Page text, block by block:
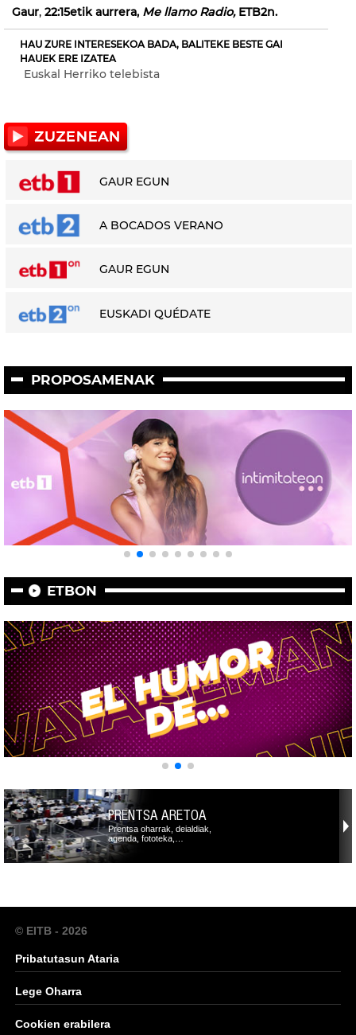
Gaur, 22:15etik aurrera, Me llamo Radio, ETB2n.
HAU ZURE INTERESEKOA BADA, BALITEKE BESTE GAI
HAUEK ERE IZATEA
Euskal Herriko telebista
GAUR EGUN
A BOCADOS VERANO
GAUR EGUN
EUSKADI QUÉDATE
PROPOSAMENAK
ETBON
PRENTSA ARETOA
Prentsa oharrak, deialdiak,
agenda, fototeka,…
© EITB - 2026
Pribatutasun Ataria
Lege Oharra
Cookien erabilera